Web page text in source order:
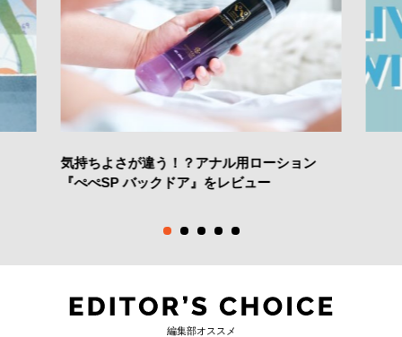
気持ちよさが違う！？アナル用ローション
『ぺぺSP バックドア』をレビュー
編集部オススメ